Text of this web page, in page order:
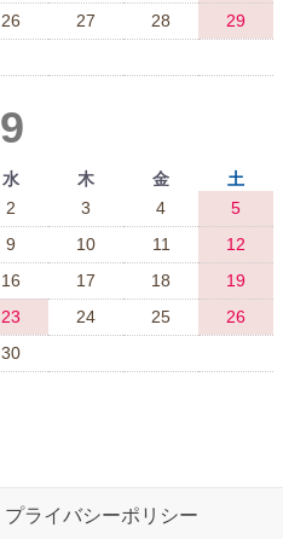
26 27 28
29
9
水 木 金
土
2 3 4
5
9 10 11
12
16 17 18
19
23 24 25
26
30
プライバシーポリシー